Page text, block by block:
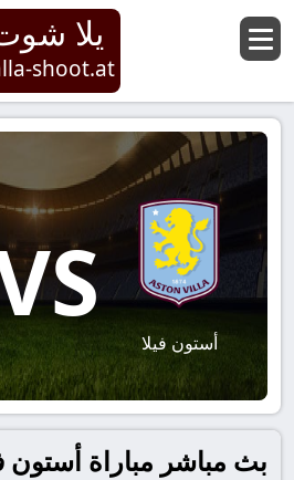
يلا
shoot.at
أستون فيلا
بث مباشر مباراة أستون